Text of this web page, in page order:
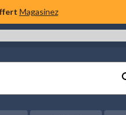
Magasinez